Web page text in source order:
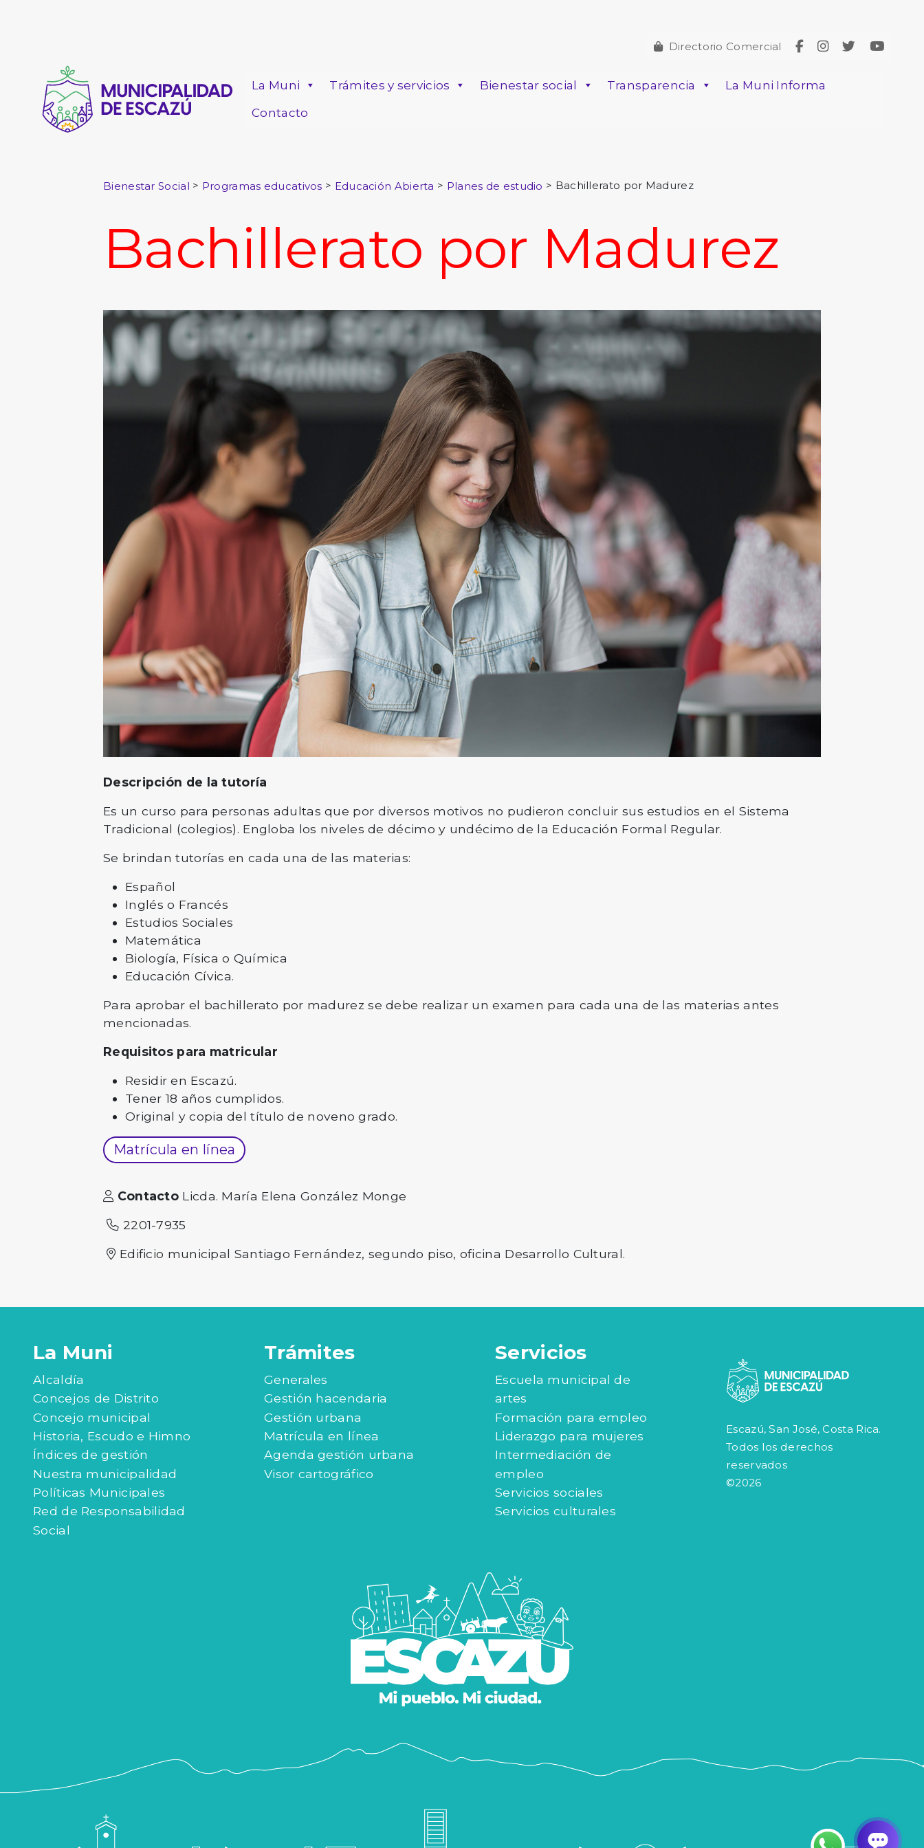
Directorio Comercial
La Muni Trámites y servicios Bienestar social Transparencia
La Muni Informa
Contacto
Bienestar Social > Programas educativos > Educación Abierta > Planes de estudio > Bachillerato por Madurez
Bachillerato por Madurez
Descripción de la tutoría
Es un curso para personas adultas que por diversos motivos no pudieron concluir sus estudios en el Sistema
Tradicional (colegios). Engloba los niveles de décimo y undécimo de la Educación Formal Regular.
Se brindan tutorías en cada una de las materias:
Español
Inglés o Francés
Estudios Sociales
Matemática
Biología, Física o Química
Educación Cívica.
Para aprobar el bachillerato por madurez se debe realizar un examen para cada una de las materias antes
mencionadas.
Requisitos para matricular
Residir en Escazú.
Tener 18 años cumplidos.
Original y copia del título de noveno grado.
Matrícula en línea
Contacto Licda. María Elena González Monge
2201-7935
Edificio municipal Santiago Fernández, segundo piso, oficina Desarrollo Cultural.
La Muni
Alcaldía
Concejos de Distrito
Concejo municipal
Historia, Escudo e Himno
Índices de gestión
Nuestra municipalidad
Políticas Municipales
Red de Responsabilidad
Social
Trámites
Generales
Gestión hacendaria
Gestión urbana
Matrícula en línea
Agenda gestión urbana
Visor cartográfico
Servicios
Escuela municipal de
artes
Formación para empleo
Liderazgo para mujeres
Intermediación de
empleo
Servicios sociales
Servicios culturales
Escazú, San José, Costa Rica.
Todos los derechos
reservados
©2026